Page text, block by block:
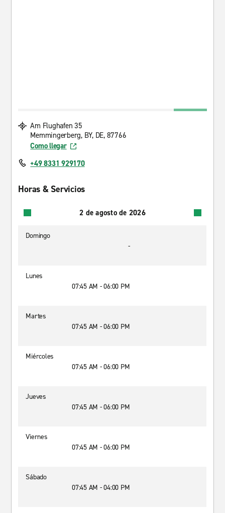
Am Flughafen 35
Memmingerberg, BY, DE, 87766
Como llegar
+49 8331 929170
Horas & Servicios
2 de agosto de 2026
Domingo
-
Lunes
07:45 AM - 06:00 PM
Martes
07:45 AM - 06:00 PM
Miércoles
07:45 AM - 06:00 PM
Jueves
07:45 AM - 06:00 PM
Viernes
07:45 AM - 06:00 PM
Sábado
07:45 AM - 04:00 PM